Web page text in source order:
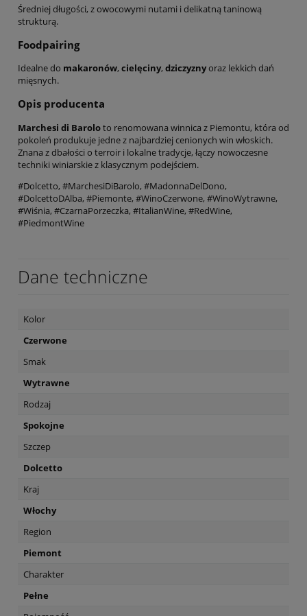
Średniej długości, z owocowymi nutami i delikatną taninową
strukturą.
Foodpairing
Idealne do makaronów, cielęciny, dziczyznyoraz lekkich dań
mięsnych.
Opis producenta
Marchesi di Baroloto renomowana winnica z Piemontu, która od
pokoleń produkuje jedne z najbardziej cenionych win włoskich.
Znana z dbałości o terroir i lokalne tradycje, łączy nowoczesne
techniki winiarskie z klasycznym podejściem.
#Dolcetto, #MarchesiDiBarolo, #MadonnaDelDono,
#DolcettoDAlba, #Piemonte, #WinoCzerwone, #WinoWytrawne,
#Wiśnia, #CzarnaPorzeczka, #ItalianWine, #RedWine,
#PiedmontWine
Dane techniczne
Kolor
Czerwone
Smak
Wytrawne
Rodzaj
Spokojne
Szczep
Dolcetto
Kraj
Włochy
Region
Piemont
Charakter
Pełne